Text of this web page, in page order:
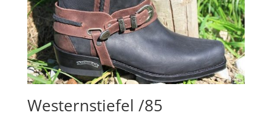
Westernstiefel /85